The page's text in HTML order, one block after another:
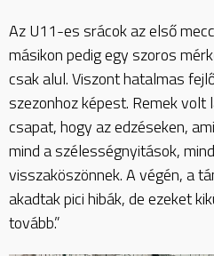
Az U11-es srácok az első
másikon pedig egy szoros
csak alul. Viszont hatalmas
szezonhoz képest. Remek
csapat, hogy az edzéseken,
mind a szélességnyitások,
visszaköszönnek. A végén, a
akadtak pici hibák, de ezeket
tovább.”